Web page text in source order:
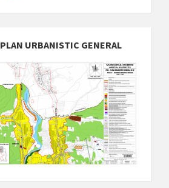
PLAN URBANISTIC GENERAL